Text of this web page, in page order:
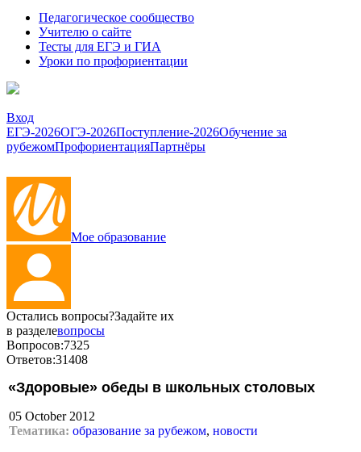
Педагогическое сообщество
Учителю о сайте
Тесты для ЕГЭ и ГИА
Уроки по профориентации
Вход
ЕГЭ-2026ОГЭ-2026Поступление-2026Обучение за
рубежомПрофориентацияПартнёры
Мое образование
Остались вопросы?Задайте их
в разделевопросы
Вопросов:7325
Ответов:31408
«Здоровые» обеды в школьных столовых
05 October 2012
Тематика: образование за рубежом, новости